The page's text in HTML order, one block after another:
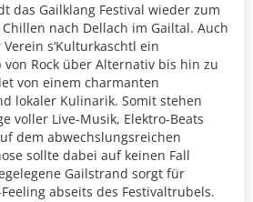
das Gailklang Festival wieder zum
nach Dellach im Gailtal. Auch
s‘Kulturkaschtl ein
Rock über Alternativ bis hin zu
von einem charmanten
lokaler Kulinarik. Somit stehen
voller Live-Musik, Elektro-Beats
dem abwechslungsreichen
sollte dabei auf keinen Fall
Gailstrand sorgt für
abseits des Festivaltrubels.